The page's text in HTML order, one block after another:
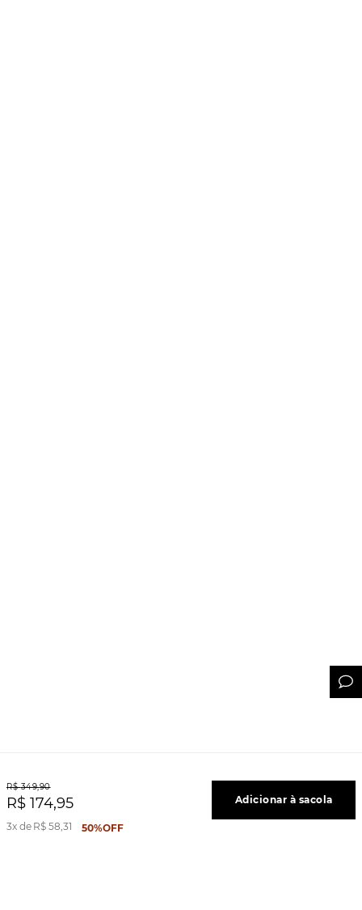
R$ 349,90
R$ 174,95
3 R$ 58,31 50%OFF
Adicionar à sacola